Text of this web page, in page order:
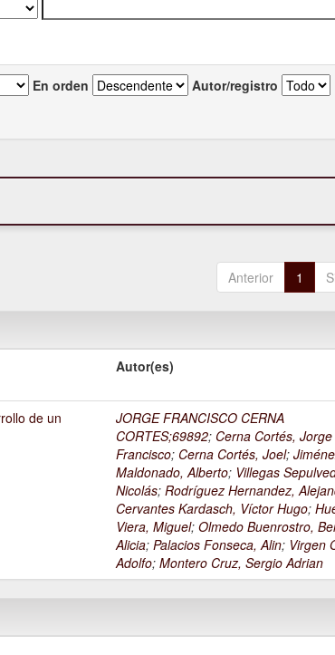
En orden Autor/registro
Anterior 1
Autor(es)
de un
JORGE FRANCISCO CERNA
CORTES;69892; Cerna Cortés, Jorge
Francisco; Cerna Cortés, Joel;
Maldonado, Alberto; Villegas
Nicolás;Rodríguez Hernandez,
Cervantes Kardasch, Víctor Hugo;
Viera, Miguel;Olmedo Buenrostro,
Alicia;Palacios Fonseca, Alin; Virgen
Adolfo;Montero Cruz, Sergio Adrian